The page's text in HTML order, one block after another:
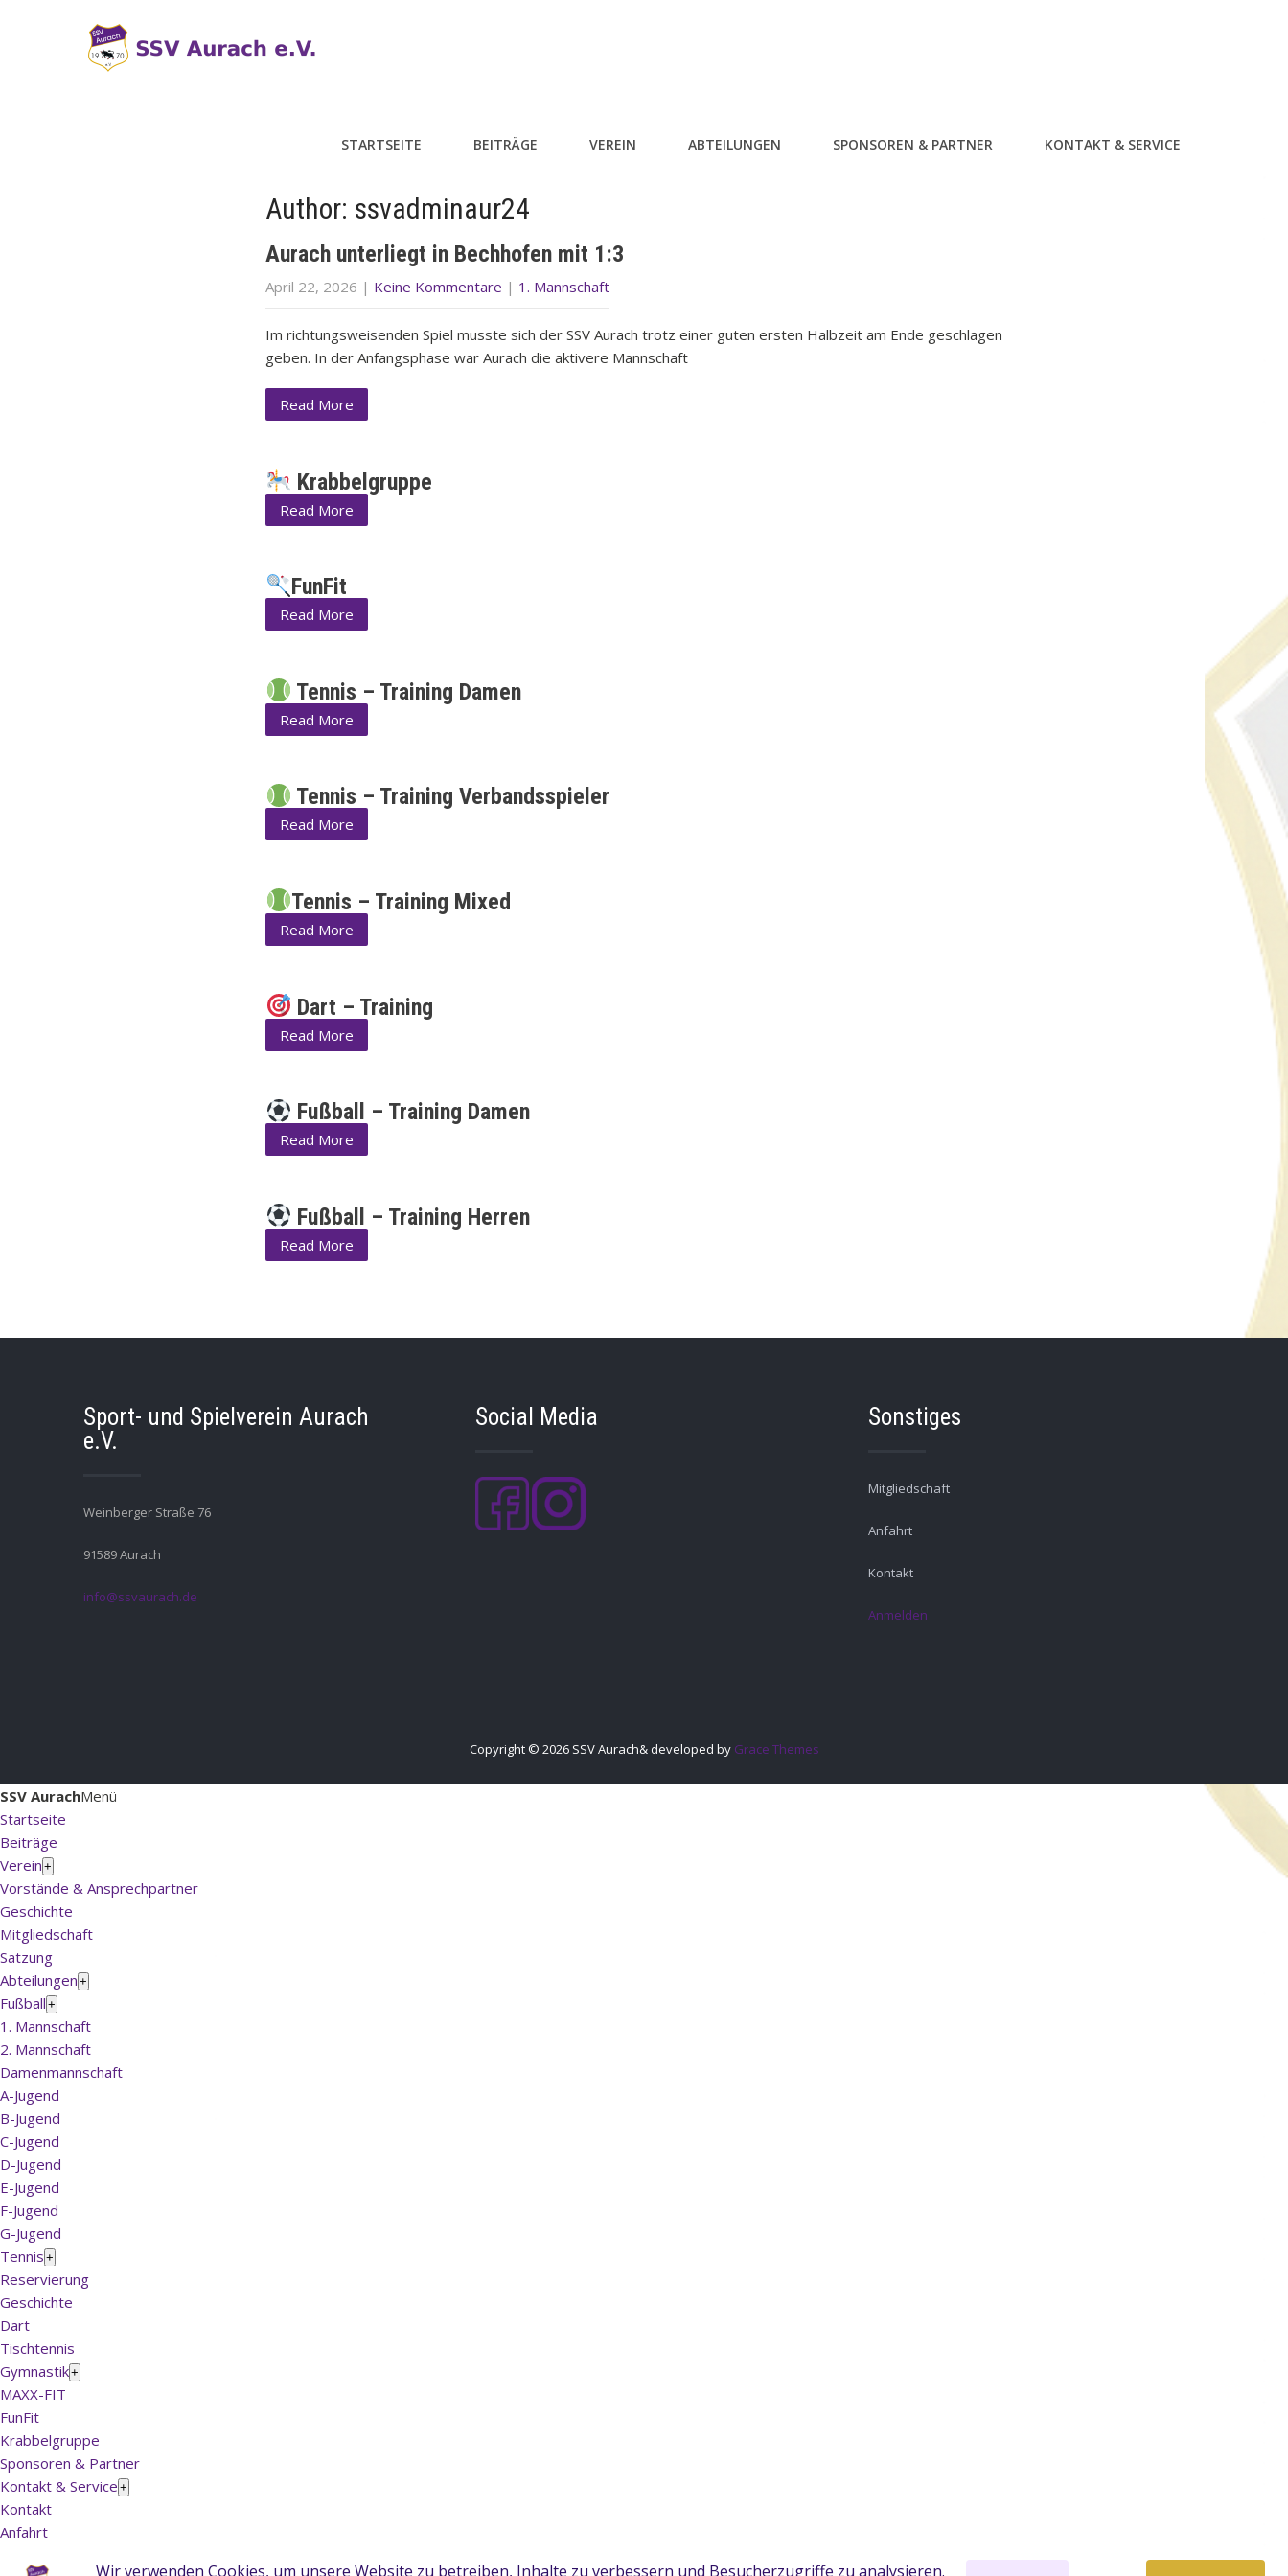
STARTSEITE BEITRÄGE VEREIN ABTEILUNGEN SPONSOREN & PARTNER KONTAKT & SERVICE
Author: ssvadminaur24
Aurach unterliegt in Bechhofen mit 1:3
April 22, 2026 | Keine Kommentare | 1. Mannschaft
Im richtungsweisenden Spiel musste sich der SSV Aurach trotz einer guten ersten Halbzeit am Ende geschlagen
geben. In der Anfangsphase war Aurach die aktivere Mannschaft
Read More
Krabbelgruppe
Read More
FunFit
Read More
Tennis – Training Damen
Read More
Tennis – Training Verbandsspieler
Read More
Tennis – Training Mixed
Read More
Dart – Training
Read More
Fußball – Training Damen
Read More
Fußball – Training Herren
Read More
Sport- und Spielverein Aurach
e.V.
Weinberger Straße 76
91589 Aurach
info@ssvaurach.de
Social Media Sonstiges
Mitgliedschaft
Anfahrt
Kontakt
Anmelden
Copyright © 2026 SSV Aurach& developed by Grace Themes
SSV AurachMenü
Startseite
Beiträge
Verein +
Vorstände & Ansprechpartner
Geschichte
Mitgliedschaft
Satzung
Abteilungen +
Fußball +
1. Mannschaft
2. Mannschaft
Damenmannschaft
A-Jugend
B-Jugend
C-Jugend
D-Jugend
E-Jugend
F-Jugend
G-Jugend
Tennis +
Reservierung
Geschichte
Dart
Tischtennis
Gymnastik+
MAXX-FIT
FunFit
Krabbelgruppe
Sponsoren & Partner
Kontakt & Service +
Kontakt
Anfahrt